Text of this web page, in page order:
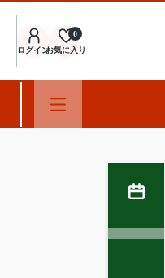
ログインお気に入り
0